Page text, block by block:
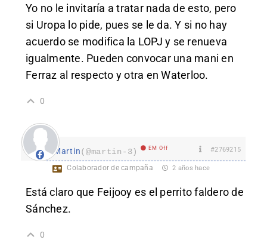
Yo no le invitaría a tratar nada de esto, pero
si Uropa lo pide, pues se le da. Y si no hay
acuerdo se modifica la LOPJ y se renueva
igualmente. Pueden convocar una mani en
Ferraz al respecto y otra en Waterloo.
0
Martin(@martin-3) EM Off #2769215
Colaborador de campaña 2 años hace
Está claro que Feijooy es el perrito faldero de
Sánchez.
0